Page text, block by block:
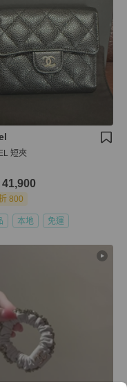
短夾
800
本地 免運